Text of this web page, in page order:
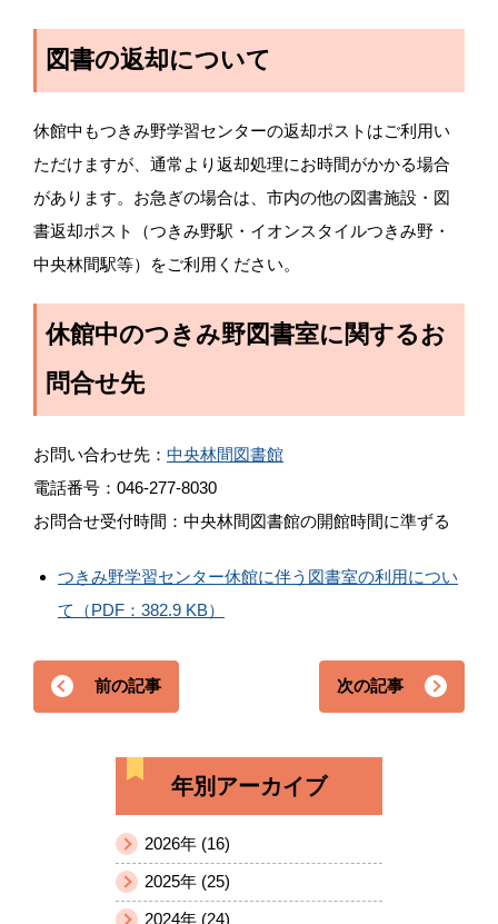
年別アーカイブ
2026年 (16)
2025年 (25)
2024年 (24)
図書の返却について
休館中もつきみ野学習センターの返却ポストはご利用い
ただけますが、通常より返却処理にお時間がかかる場合
があります。お急ぎの場合は、市内の他の図書施設・図
書返却ポスト（つきみ野駅・イオンスタイルつきみ野・
中央林間駅等）をご利用ください。
休館中のつきみ野図書室に関するお
問合せ先
お問い合わせ先： 中央林間図書館
電話番号：046-277-8030
お問合せ受付時間：中央林間図書館の開館時間に準ずる
つきみ野学習センター休館に伴う図書室の利用につい
て（PDF：382.9 KB）
前の記事 次の記事